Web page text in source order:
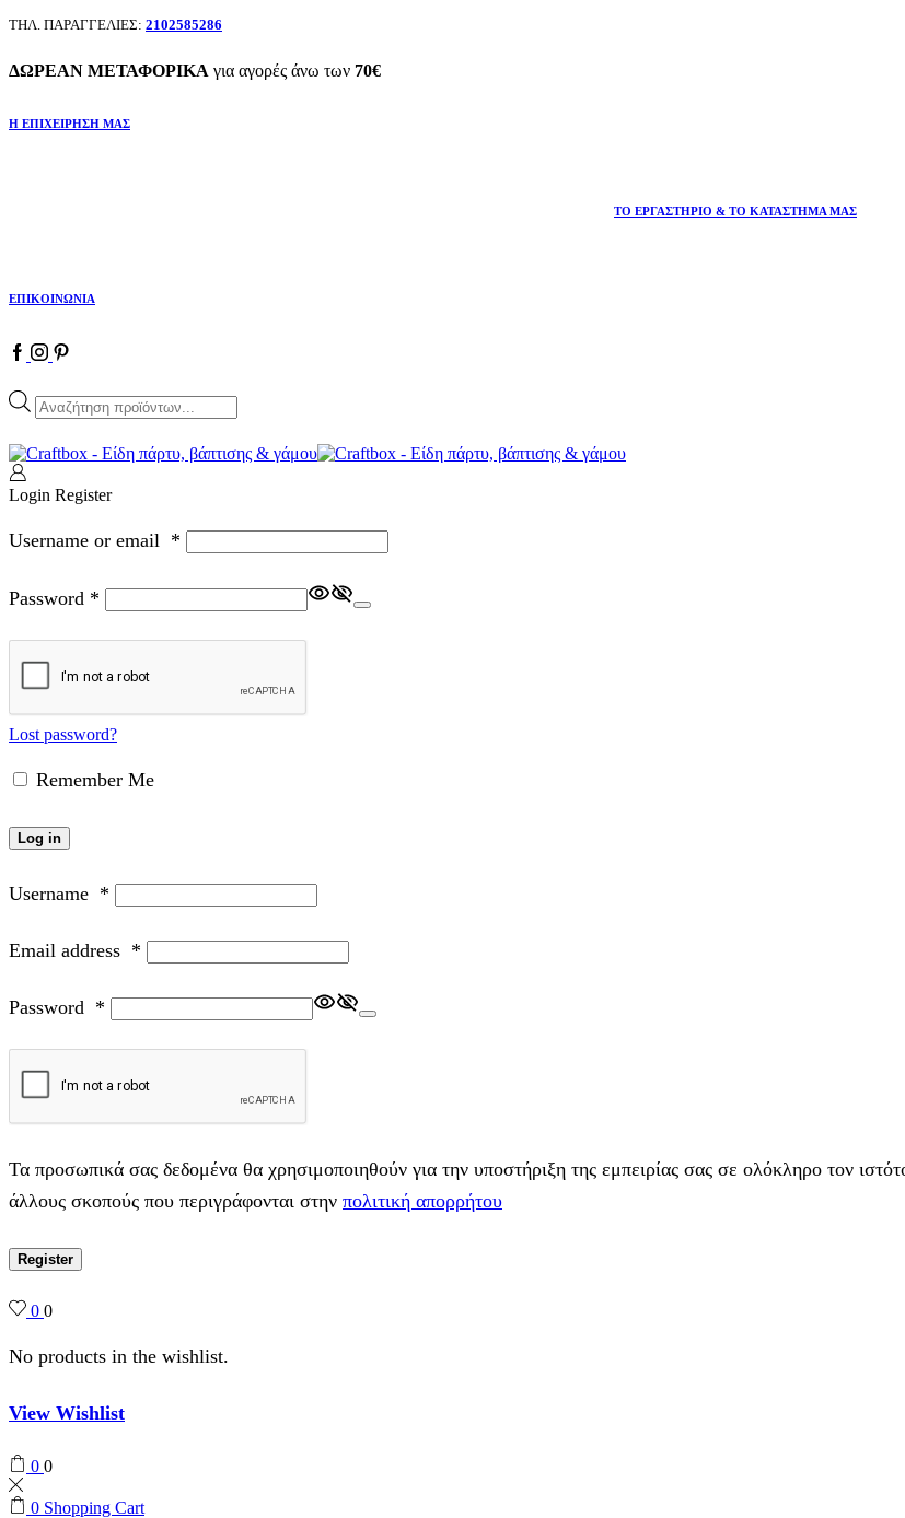
ΤΗΛ. ΠΑΡΑΓΓΕΛΙΕΣ: 2102585286
ΔΩΡΕΑΝ ΜΕΤΑΦΟΡΙΚΑ για αγορές άνω των 70€
Η ΕΠΙΧΕΙΡΗΣΗ ΜΑΣ
ΤΟ ΕΡΓΑΣΤΗΡΙΟ & ΤΟ ΚΑΤΑΣΤΗΜΑ ΜΑΣ
ΕΠΙΚΟΙΝΩΝΙΑ
Products
search
Login Register
Username or email *
Password *
Lost password?
Remember Me
Log in
Username *
Email address *
Password *
Τα προσωπικά σας δεδομένα θα χρησιμοποιηθούν για την υποστήριξη της εμπειρίας σας σε ολόκληρο τον
άλλους σκοπούς που περιγράφονται στην πολιτική απορρήτου
Register
0 0
No products in the wishlist.
View Wishlist
0 0
0 Shopping Cart